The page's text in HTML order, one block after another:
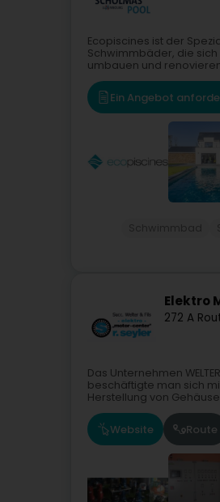
Ecopiscines ist der
Schwimmbäder, die
umbauen und
Ein Angebot
Elektro
272 A
Das Unternehmen
beschäftigte man sich
Herstellung von
Website Route